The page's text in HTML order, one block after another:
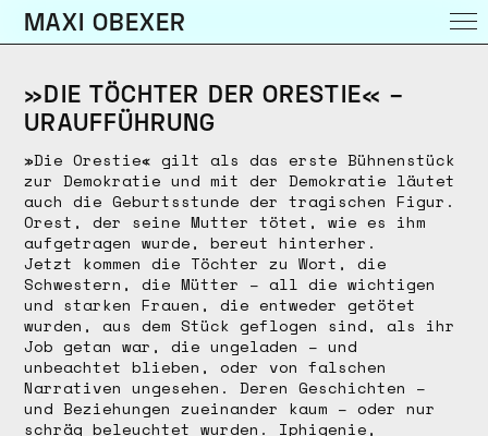
MAXI OBEXER
»DIE TÖCHTER DER ORESTIE« –
URAUFFÜHRUNG
»Die Orestie« gilt als das erste Bühnenstück
zur Demokratie und mit der Demokratie läutet
auch die Geburtsstunde der tragischen Figur.
Orest, der seine Mutter tötet, wie es ihm
aufgetragen wurde, bereut hinterher.
Jetzt kommen die Töchter zu Wort, die
Schwestern, die Mütter – all die wichtigen
und starken Frauen, die entweder getötet
wurden, aus dem Stück geflogen sind, als ihr
Job getan war, die ungeladen – und
unbeachtet blieben, oder von falschen
Narrativen ungesehen. Deren Geschichten –
und Beziehungen zueinander kaum – oder nur
schräg beleuchtet wurden. Iphigenie,